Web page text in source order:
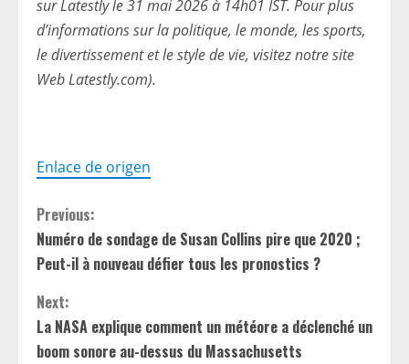
sur Latestly le 31 mai 2026 à 14h01 IST. Pour plus
d’informations sur la politique, le monde, les sports,
le divertissement et le style de vie, visitez notre site
Web Latestly.com).
Enlace de origen
C
o
n
t
Previous:
Numéro de sondage de Susan Collins pire que 2020 ;
Peut-il à nouveau défier tous les pronostics ?
Next:
La NASA explique comment un météore a déclenché un
boom sonore au-dessus du Massachusetts